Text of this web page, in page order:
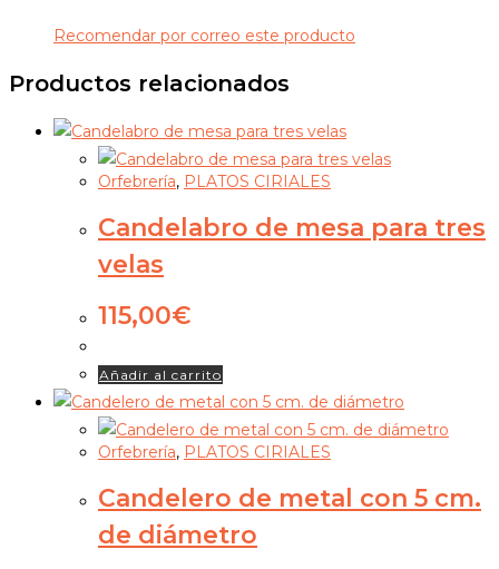
Recomendar por correo este producto
Productos relacionados
Orfebrería, PLATOS CIRIALES
Candelabro de mesa para tres
velas
115,00€
Añadir al carrito
Orfebrería, PLATOS CIRIALES
Candelero de metal con 5 cm.
de diámetro